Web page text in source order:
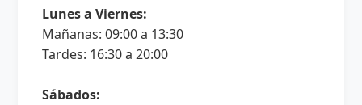
Lunes a Viernes:
Mañanas: 09:00 a 13:30
Tardes: 16:30 a 20:00
Sábados: